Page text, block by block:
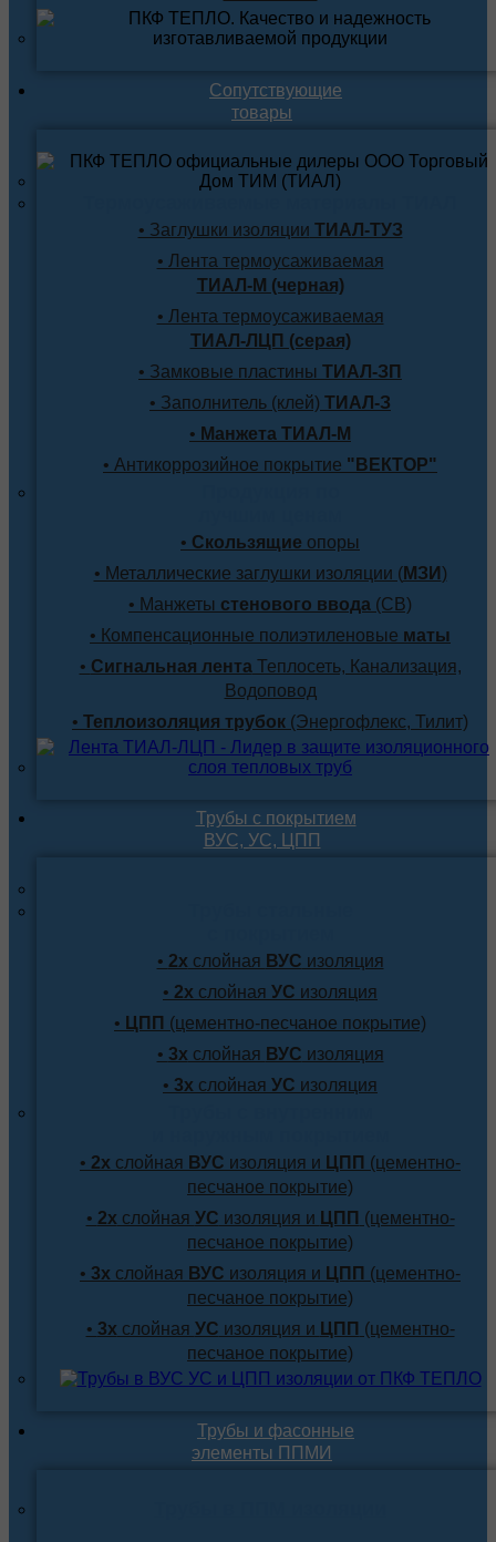
Сопутствующие
товары
• Заглушки изоляции ТИАЛ-ТУЗ
• Лента термоусаживаемая
ТИАЛ-М (черная)
• Лента термоусаживаемая
ТИАЛ-ЛЦП (серая)
• Замковые пластины ТИАЛ-ЗП
• Заполнитель (клей) ТИАЛ-З
• Манжета ТИАЛ-М
• Антикоррозийное покрытие "ВЕКТОР"
• Скользящие опоры
• Металлические заглушки изоляции (МЗИ )
• Манжеты стенового ввода (СВ)
• Компенсационные полиэтиленовые маты
• Сигнальная лентаТеплосеть, Канализация,
Водоповод
• Теплоизоляция трубок (Энергофлекс, Тилит)
Трубы с покрытием
ВУС, УС, ЦПП
• 2х слойная ВУС изоляция
• 2х слойная УС изоляция
• ЦПП (цементно-песчаное покрытие)
• 3х слойная ВУС изоляция
• 3х слойная УС изоляция
• 2х слойная ВУС изоляция и ЦПП (цементно-
песчаное покрытие)
• 2х слойная УС изоляция и ЦПП (цементно-
песчаное покрытие)
• 3х слойная ВУС изоляция и ЦПП (цементно-
песчаное покрытие)
• 3х слойная УС изоляция и ЦПП (цементно-
песчаное покрытие)
Трубы и фасонные
элементы ППМИ